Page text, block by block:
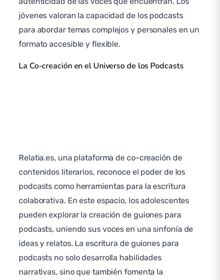
jóvenes valoran la capacidad de los podcasts
para abordar temas complejos y personales en un
formato accesible y flexible.
La Co-creación en el Universo de los Podcasts
Relatia.es, una plataforma de co-creación de
contenidos literarios, reconoce el poder de los
podcasts como herramientas para la escritura
colaborativa. En este espacio, los adolescentes
pueden explorar la creación de guiones para
podcasts, uniendo sus voces en una sinfonía de
ideas y relatos. La escritura de guiones para
podcasts no solo desarrolla habilidades
narrativas, sino que también fomenta la